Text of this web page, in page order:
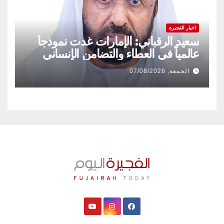
اخبار الفجيرة
سعيد الرقباني: الإمارات غدت نموذجاً
عالمياً في العطاء والتضامن الإنساني
الجمعة, 07/08/2026